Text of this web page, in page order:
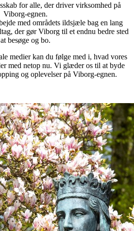
for alle, der driver virksomhed på
Viborg-egnen.
med områdets ildsjæle bag en lang
der gør Viborg til et endnu bedre sted
at besøge og bo.
medier kan du følge med i, hvad vores
med netop nu. Vi glæder os til at byde
og oplevelser på Viborg-egnen.